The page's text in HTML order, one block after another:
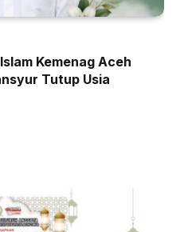
Kemenag Aceh
Tutup Usia